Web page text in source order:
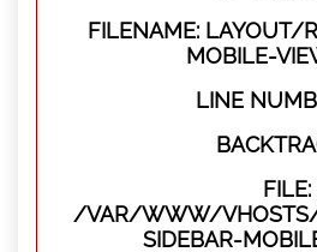
FILENAME: LAYOUT/
MOBILE-
LINE
FILE:
/VAR/WWW/VHOSTS/
SIDEBAR-